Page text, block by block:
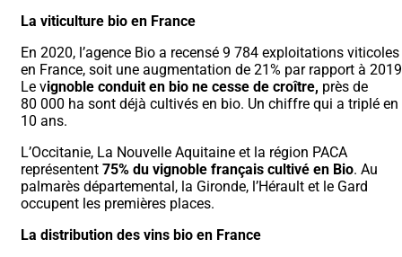
La viticulture bio en France
En 2020, l’agence Bio a recensé 9 784 exploitations viticoles
en France, soit une augmentation de 21% par rapport à
Le vignoble conduit en bio ne cesse de croître, près de
80 000 ha sont déjà cultivés en bio. Un chiffre qui a triplé en
10 ans.
L’Occitanie, La Nouvelle Aquitaine et la région PACA
représentent 75% du vignoble français cultivé en Bio. Au
palmarès départemental, la Gironde, l’Hérault et le Gard
occupent les premières places.
La distribution des vins bio en France